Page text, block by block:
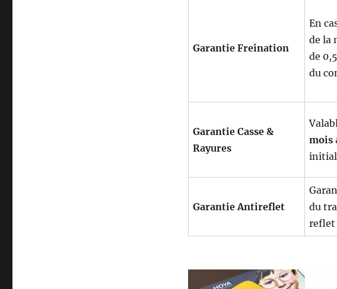
Garantie Freination
En
de la
de
du
Garantie Casse &
Rayures
mois
Garantie Antireflet
du
reflet